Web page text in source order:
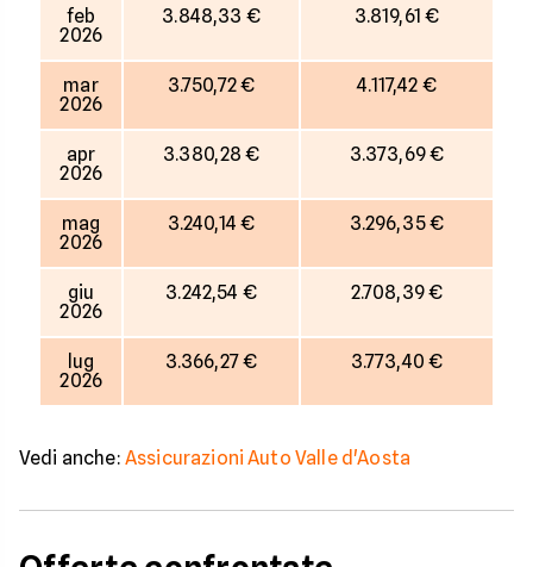
feb
2026
3.848,33 € 3.819,61 €
mar
2026
3.750,72 € 4.117,42 €
apr
2026
3.380,28 € 3.373,69 €
mag
2026
3.240,14 € 3.296,35 €
giu
2026
3.242,54 € 2.708,39 €
lug
2026
3.366,27 € 3.773,40 €
Vedi anche: Assicurazioni Auto Valle d'Aosta